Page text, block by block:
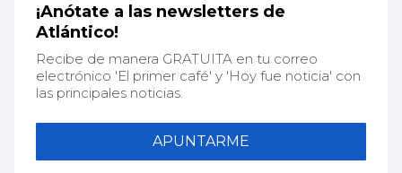
¡Anótate a las newsletters de
Atlántico!
Recibe de manera GRATUITA en tu correo
electrónico 'El primer café' y 'Hoy fue noticia' con
las principales noticias.
APUNTARME